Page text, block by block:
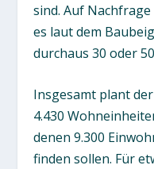
sind. Auf Nachfrage
es laut dem
durchaus 30 oder
Insgesamt plant
4.430
denen 9.300
finden sollen. Für